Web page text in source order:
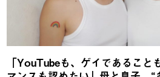
「YouTubeも、ゲイであること